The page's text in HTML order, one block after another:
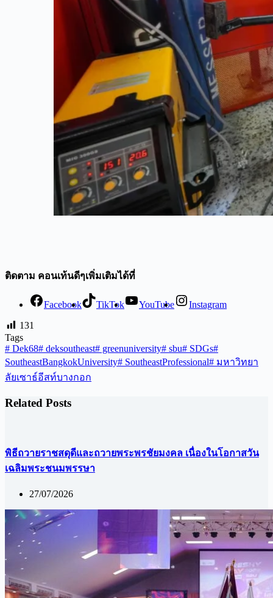
ติดตาม คอนเท้นดีๆเพิ่มเติมได้ที่
Facebook TikTok YouTube
Instagram
131
Tags
# Dek68# deksoutheast# greenuniversity# sbu# SDGs#
SoutheastBangkokUniversity# SoutheastProfessional# มหาวิทยา
ลัยเซาธ์อีสท์บางกอก
Related Posts
พิธีถวายราชสดุดีและถวายพระพรชัยมงคล เนื่องในโอกาสวัน
เฉลิมพระชนมพรรษา
27/07/2026